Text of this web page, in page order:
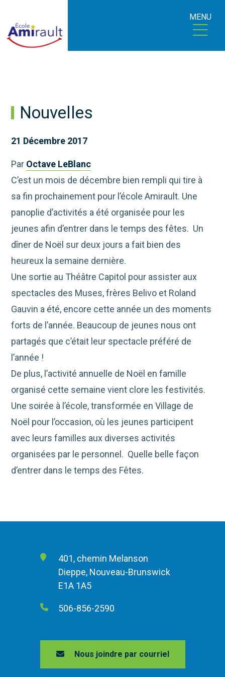
MENU
Nouvelles
21 Décembre 2017
Par Octave LeBlanc
C’est un mois de décembre bien rempli qui tire à
sa fin prochainement pour l’école Amirault. Une
panoplie d’activités a été organisée pour les
jeunes afin d’entrer dans le temps des fêtes. Un
dîner de Noël sur deux jours a fait bien des
heureux la semaine dernière.
Une sortie au Théâtre Capitol pour assister aux
spectacles des Muses, frères Belivo et Roland
Gauvin a été, encore cette année un des moments
forts de l’année. Beaucoup de jeunes nous ont
partagés que c’était leur spectacle préféré de
l’année !
De plus, l’activité annuelle de Noël en famille
organisé cette semaine vient clore les festivités.
Une soirée à l’école, transformée en Village de
Noël pour l’occasion, où les jeunes participent
avec leurs familles aux diverses activités
organisées par le personnel. Quelle belle façon
d’entrer dans le temps des Fêtes.
401, chemin Melanson
Dieppe, Nouveau-Brunswick
E1A 1A5
506-856-2590
Nous joindre par courriel